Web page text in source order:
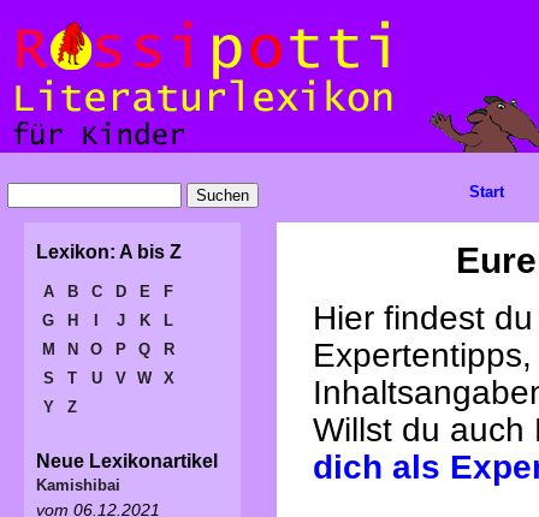
Hier findest
Willst du
dich als
Start
Lexikon: A bis Z
A B C D E
F
G
H J K
L
M
N O P Q
R
S
T U V W
X
Y
Z
Neue Lexikonartikel
Kamishibai
vom 06.12.2021